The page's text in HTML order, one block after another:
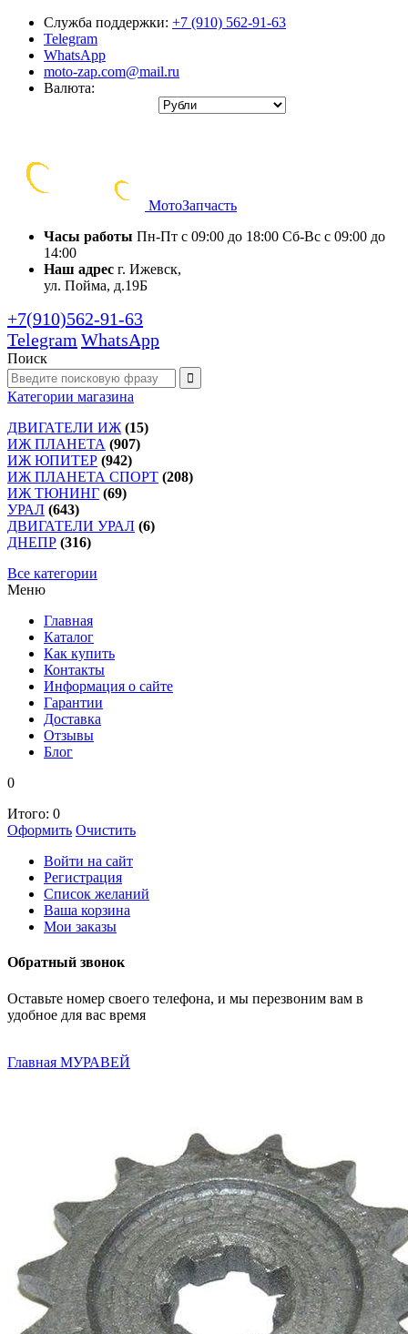
Служба поддержки: +7 (910) 562-91-63
Telegram
WhatsApp
moto-zap.com@mail.ru
Валюта:
МотоЗапчасть
Часы работы Пн-Пт с 09:00 до 18:00 Сб-Вс с 09:00 до
14:00
Наш адрес г. Ижевск,
ул. Пойма, д.19Б
+7(910)562-91-63
Telegram WhatsApp
Поиск
Категории магазина
ДВИГАТЕЛИ ИЖ (15)
ИЖ ПЛАНЕТА (907)
ИЖ ЮПИТЕР (942)
ИЖ ПЛАНЕТА СПОРТ (208)
ИЖ ТЮНИНГ (69)
УРАЛ (643)
ДВИГАТЕЛИ УРАЛ (6)
ДНЕПР (316)
Все категории
Меню
Главная
Каталог
Как купить
Контакты
Информация о сайте
Гарантии
Доставка
Отзывы
Блог
0
Итого: 0
Оформить Очистить
Войти на сайт
Регистрация
Список желаний
Ваша корзина
Мои заказы
Обратный звонок
Оставьте номер своего телефона, и мы перезвоним вам в
удобное для вас время
Главная МУРАВЕЙ